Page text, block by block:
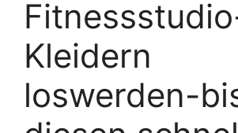
Kleidern
loswerden-